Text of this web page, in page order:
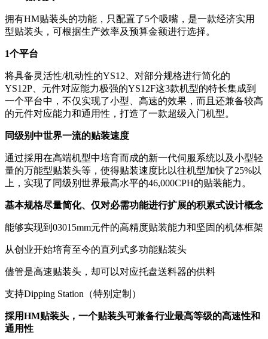
拥有HM贴装头的功能，只配置了5个吸嘴，是一款经济实用
型贴装头，可根据生产效率及预算金额进行选择。
1个平台
将具备灵活性/机动性的YS12、对部分规格进行简化的
YS12P、元件对应能力极强的YS12F这3款机型的特长集成到
一个平台中，不仅实现了小型、高速的效果，而且还兼备较高
的元件对应能力和通用性，打造了一款超级入门机型。
同级别中世界一流的贴装速度
通过採用在高端机型中培育而成的新一代伺服系统以及小型轻
量的万能型贴装头等，使得贴装速度比以往机型加快了25%以
上，实现了同级别世界最高水平的46,000CPH的贴装能力。
基本规格尽量简化、仅对必需功能进行扩展的积累式设计概念
能够实现到03015mm元件的高精度贴装能力和坚固的机体框架
从创业开始培育至今的直列式多功能贴装头
儘管是高速贴装头，却可以对应托盘送料器的供料
支持Dipping Station（特别定制）
採用HM贴装头，一个贴装头可兼备行业最高等级的高速性和
通用性